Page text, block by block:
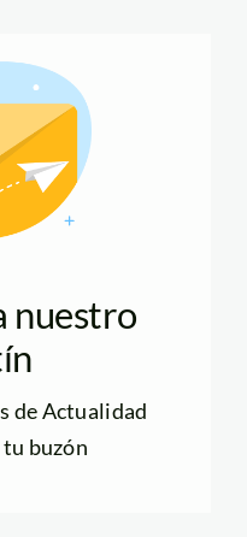
nuestro
de Actualidad
buzón